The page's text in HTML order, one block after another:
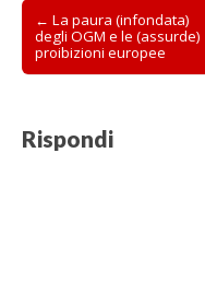
Post
navigation
← La paura (infondata)
degli OGM e le (assurde)
proibizioni europee
Rispondi